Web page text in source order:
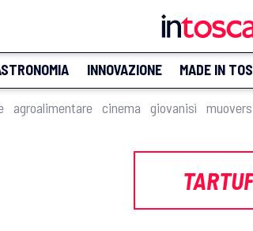
INNOVAZIONE MADE IN
agroalimentare cinema giovanisì